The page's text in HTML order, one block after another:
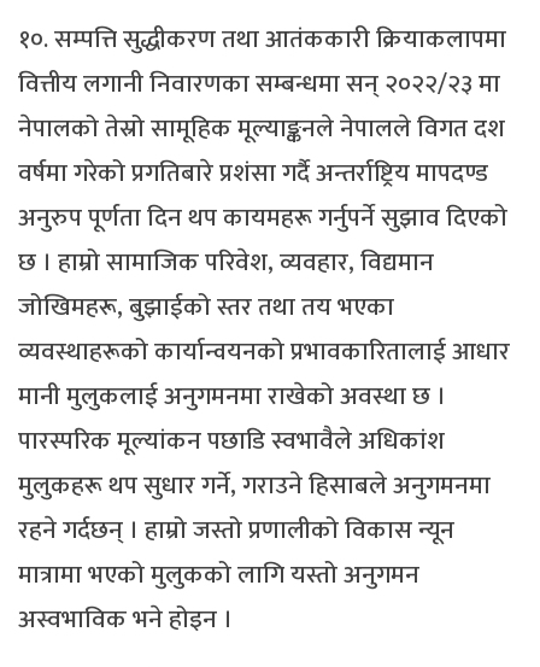
१०. सम्पत्ति सुद्धीकरण तथा आतंककारी क्रियाकलापमा
वित्तीय लगानी निवारणका सम्बन्धमा सन् २०२२/२३ मा
नेपालको तेस्रो सामूहिक मूल्याङ्कनले नेपालले विगत दश
वर्षमा गरेको प्रगतिबारे प्रशंसा गर्दै अन्तर्राष्ट्रिय मापदण्ड
अनुरुप पूर्णता दिन थप कायमहरू गर्नुपर्ने सुझाव दिएको
छ । हाम्रो सामाजिक परिवेश, व्यवहार, विद्यमान
जोखिमहरू, बुझाईको स्तर तथा तय भएका
व्यवस्थाहरूको कार्यान्वयनको प्रभावकारितालाई आधार
मानी मुलुकलाई अनुगमनमा राखेको अवस्था छ ।
पारस्परिक मूल्यांकन पछाडि स्वभावैले अधिकांश
मुलुकहरू थप सुधार गर्ने, गराउने हिसाबले अनुगमनमा
रहने गर्दछन् । हाम्रो जस्तो प्रणालीको विकास न्यून
मात्रामा भएको मुलुकको लागि यस्तो अनुगमन
अस्वभाविक भने होइन ।